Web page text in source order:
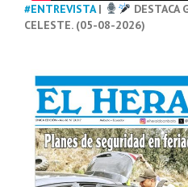
#ENTREVISTA|
DESTACA
CELESTE. (05-08-2026)